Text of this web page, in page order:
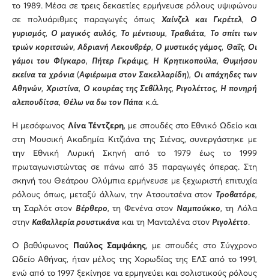
το 1989. Μέσα σε τρεις δεκαετίες ερμήνευσε ρόλους υψιφώνου
σε πολυάριθμες παραγωγές όπως Χαίνζελ και Γκρέτελ, Ο
γυρισμός, Ο μαγικός αυλός, Το μέντιουμ, Τραβιάτα, Το σπίτι των
τριών κοριτσιών, Αδριανή Λεκουβρέρ, Ο μυστικός γάμος, Θαΐς, Οι
γάμοι του Φίγκαρο, Πήτερ Γκράιμς, Η Κρητικοπούλα, Θυμήσου
εκείνα τα χρόνια (Αφιέρωμα στον Σακελλαρίδη), Οι απάχηδες των
Αθηνών, Χριστίνα, Ο κουρέας της Σεβίλλης, Ριγολέττος, Η πονηρή
αλεπουδίτσα, Θέλω να δω τον Πάπα κ.ά.
Η μεσόφωνος Λίνα Τέντζερη, με σπουδές στο Εθνικό Ωδείο και
στη Μουσική Ακαδημία Κιτζιάνα της Σιένας, συνεργάστηκε με
την Εθνική Λυρική Σκηνή από το 1979 έως το 1999
πρωταγωνιστώντας σε πάνω από 35 παραγωγές όπερας. Στη
σκηνή του Θεάτρου Ολύμπια ερμήνευσε με ξεχωριστή επιτυχία
ρόλους όπως, μεταξύ άλλων, την Ατσουτσένα στον Τροβατόρε,
τη Σαρλότ στον Βέρθερο, τη Φενένα στον Ναμπούκκο, τη Λόλα
στην Καβαλλερία ρουστικάνα και τη Μανταλένα στον Ριγολέττο.
Ο βαθύφωνος Παύλος Σαμψάκης, με σπουδές στο Σύγχρονο
Ωδείο Αθήνας, ήταν μέλος της Χορωδίας της ΕΛΣ από το 1991,
ενώ από το 1997 ξεκίνησε να ερμηνεύει και σολιστικούς ρόλους